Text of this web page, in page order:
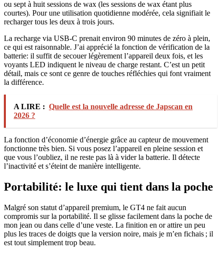
ou sept à huit sessions de wax (les sessions de wax étant plus
courtes). Pour une utilisation quotidienne modérée, cela signifiait le
recharger tous les deux à trois jours.
La recharge via USB-C prenait environ 90 minutes de zéro à plein,
ce qui est raisonnable. J’ai apprécié la fonction de vérification de la
batterie: il suffit de secouer légèrement l’appareil deux fois, et les
voyants LED indiquent le niveau de charge restant. C’est un petit
détail, mais ce sont ce genre de touches réfléchies qui font vraiment
la différence.
A LIRE : Quelle est la nouvelle adresse de Japscan en
2026 ?
La fonction d’économie d’énergie grâce au capteur de mouvement
fonctionne très bien. Si vous posez l’appareil en pleine session et
que vous l’oubliez, il ne reste pas là à vider la batterie. Il détecte
l’inactivité et s’éteint de manière intelligente.
Portabilité: le luxe qui tient dans la poche
Malgré son statut d’appareil premium, le GT4 ne fait aucun
compromis sur la portabilité. Il se glisse facilement dans la poche de
mon jean ou dans celle d’une veste. La finition en or attire un peu
plus les traces de doigts que la version noire, mais je m’en fichais ; il
est tout simplement trop beau.